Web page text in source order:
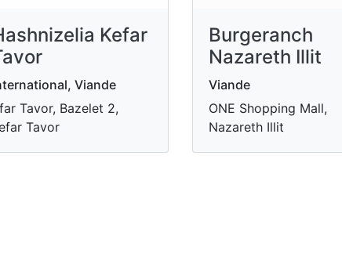
Kefar
Viande
Tavor, Bazelet 2,
Tavor
Burgeranch
Nazareth Illit
Viande
ONE Shopping Mall,
Nazareth Illit